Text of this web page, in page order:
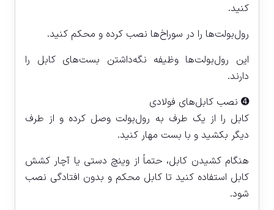
کنید.
رول‌بولت‌ها را در سوراخ‌ها نصب کرده و محکم کنید.
این رول‌بولت‌ها وظیفه نگه‌داشتن بست‌های کابل را
دارند.
➍ نصب کابل‌های فولادی
کابل را از یک طرف به رول‌بولت وصل کرده و از طرف
دیگر بکشید و با بست مهار کنید.
هنگام کشیدن کابل، حتماً از وینچ دستی یا آچار کشش
کابل استفاده کنید تا کابل محکم و بدون افتادگی نصب
شود.